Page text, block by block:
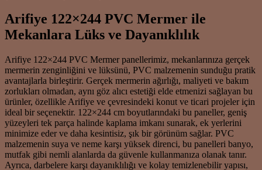
Arifiye 122×244 PVC Mermer ile
Mekanlara Lüks ve Dayanıklılık
Arifiye 122×244 PVC Mermer panellerimiz, mekanlarınıza gerçek
mermerin zenginliğini ve lüksünü, PVC malzemenin sunduğu pratik
avantajlarla birleştirir. Gerçek mermerin ağırlığı, maliyeti ve bakım
zorlukları olmadan, aynı göz alıcı estetiği elde etmenizi sağlayan bu
ürünler, özellikle Arifiye ve çevresindeki konut ve ticari projeler için
ideal bir seçenektir. 122×244 cm boyutlarındaki bu paneller, geniş
yüzeyleri tek parça halinde kaplama imkanı sunarak, ek yerlerini
minimize eder ve daha kesintisiz, şık bir görünüm sağlar. PVC
malzemenin suya ve neme karşı yüksek direnci, bu panelleri banyo,
mutfak gibi nemli alanlarda da güvenle kullanmanıza olanak tanır.
Ayrıca, darbelere karşı dayanıklılığı ve kolay temizlenebilir yapısı,